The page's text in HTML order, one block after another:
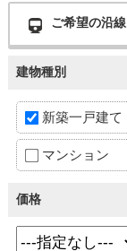
ご希望の沿
建物種別
新築一戸建て
マンション
価格